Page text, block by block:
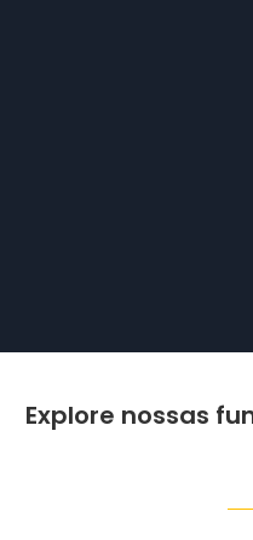
Explore nossas